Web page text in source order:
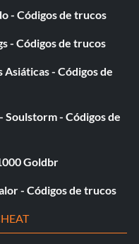
- Códigos de trucos
- Códigos de trucos
Asiáticas - Códigos de
- Códigos de
Goldbr
- Códigos de trucos